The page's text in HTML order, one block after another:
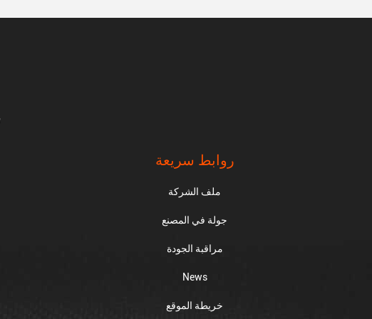
روابط سريعة
ملف الشركة
جولة في المصنع
مراقبة الجودة
News
خريطة الموقع